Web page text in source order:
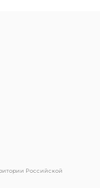
Российской